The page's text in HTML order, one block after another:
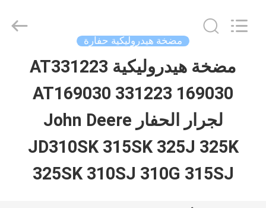
منتجات
أشرطة
فيديو
Machinery
مضخة هيدروليكية حفارة
مضخة هيدروليكية AT331223
AT169030 331223 169030
لجرار الحفار John Deere
JD310SK 315SK 325J 325K
325SK 310SJ 310G 315SJ